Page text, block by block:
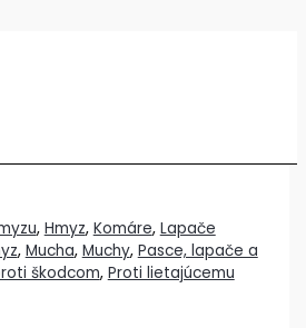
, Hmyz, Komáre, Lapače
, Mucha, Muchy, Pasce, lapače a
škodcom, Proti lietajúcemu